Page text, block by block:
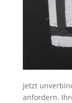
Jetzt
anfordern.